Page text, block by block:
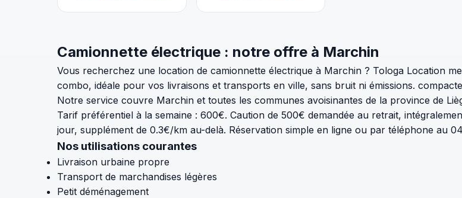
Camionnette électrique : notre offre à Marchin
Vous recherchez une location de camionnette électrique à Marchin ? Tologa Location
combo, idéale pour vos livraisons et transports en ville, sans bruit ni émissions.
Notre service couvre Marchin et toutes les communes avoisinantes de la province de
Tarif préférentiel à la semaine : 600€. Caution de 500€ demandée au retrait,
jour, supplément de 0.3€/km au-delà. Réservation simple en ligne ou par téléphone au
Nos utilisations courantes
Livraison urbaine propre
Transport de marchandises légères
Petit déménagement